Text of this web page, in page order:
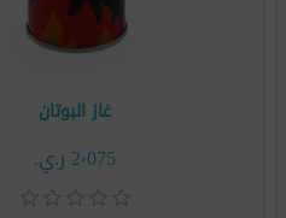
غاز البوتان
2٬075 ر.ي.‏